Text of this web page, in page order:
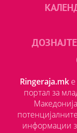
Ringeraja.mk
портал за
информации